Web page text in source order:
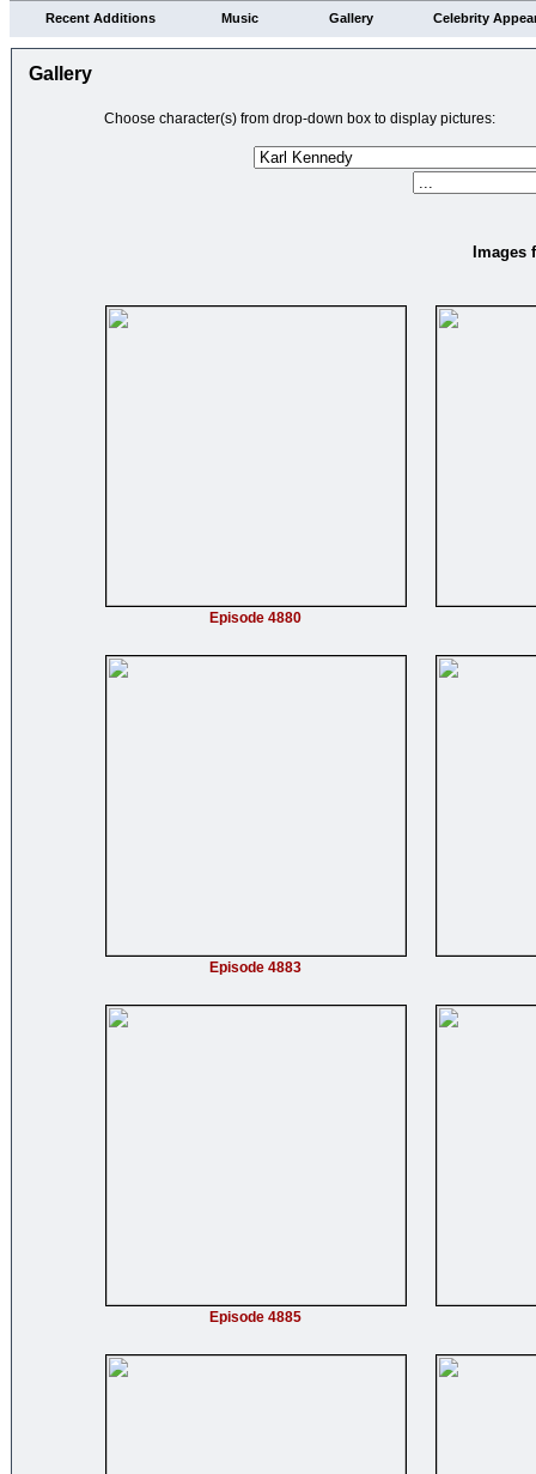
Recent Additions Music Gallery Celebrity
Gallery
Choose character(s) from drop-down box to display pictures:
Images
Episode 4880
Episode 4883
Episode 4885